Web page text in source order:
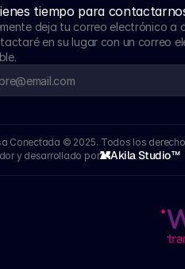
tiempo para
deja tu correo electrónico a
en su lugar con un correo
Conectada © 2025. Todos los
y desarrollado por
Akila Studio™